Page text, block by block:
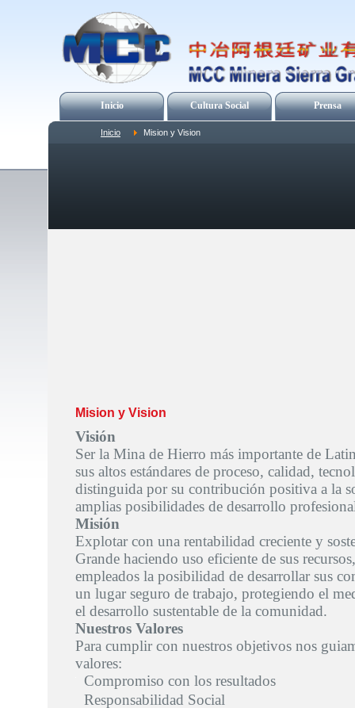
Inicio Cultura Social Prensa
Inicio Mision y Vision
Mision y Vision
Visión
Ser la Mina de Hierro más importante de
sus altos estándares de proceso, calidad,
distinguida por su contribución positiva a la
amplias posibilidades de desarrollo
Misión
Explotar con una rentabilidad creciente y
Grande haciendo uso eficiente de sus
empleados la posibilidad de desarrollar sus
un lugar seguro de trabajo, protegiendo el
el desarrollo sustentable de la comunidad.
Nuestros Valores
Para cumplir con nuestros objetivos nos
valores:
Compromiso con los resultados
Responsabilidad Social